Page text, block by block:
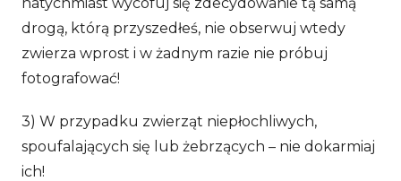
drogą, którą przyszedłeś, nie obserwuj wtedy
zwierza wprost i w żadnym razie nie próbuj
fotografować!
3) W przypadku zwierząt niepłochliwych,
spoufalających się lub żebrzących – nie dokarmiaj
ich!